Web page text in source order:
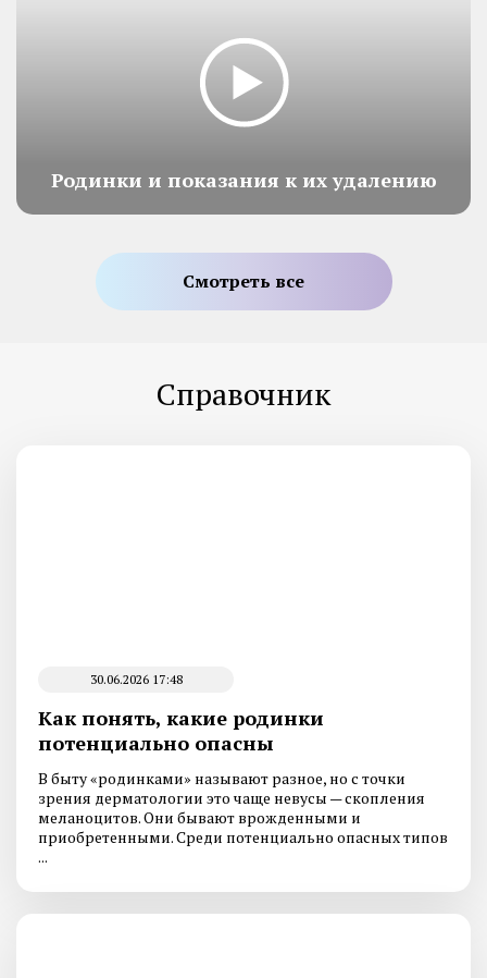
Родинки и показания к их удалению
Смотреть все
Справочник
30.06.2026 17:48
Как понять, какие родинки
потенциально опасны
В быту «родинками» называют разное, но с точки
зрения дерматологии это чаще невусы — скопления
меланоцитов. Они бывают врожденными и
приобретенными. Среди потенциально опасных типов
...